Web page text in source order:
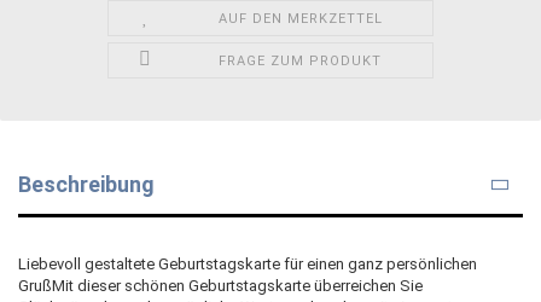
AUF DEN MERKZETTEL
FRAGE ZUM PRODUKT
Beschreibung
Liebevoll gestaltete Geburtstagskarte für einen ganz persönlichen
GrußMit dieser schönen Geburtstagskarte überreichen Sie